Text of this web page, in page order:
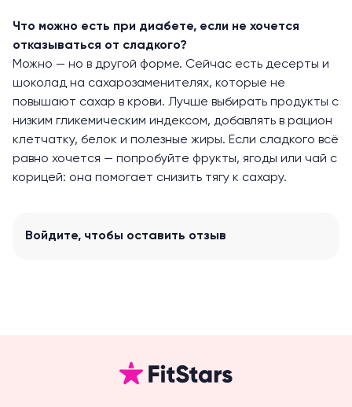
Что можно есть при диабете, если не хочется
отказываться от сладкого?
Можно — но в другой форме. Сейчас есть десерты и
шоколад на сахарозаменителях, которые не
повышают сахар в крови. Лучше выбирать продукты с
низким гликемическим индексом, добавлять в рацион
клетчатку, белок и полезные жиры. Если сладкого всё
равно хочется — попробуйте фрукты, ягоды или чай с
корицей: она помогает снизить тягу к сахару.
Войдите, чтобы оставить отзыв